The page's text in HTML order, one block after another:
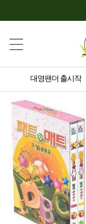
대영팬더 출시작